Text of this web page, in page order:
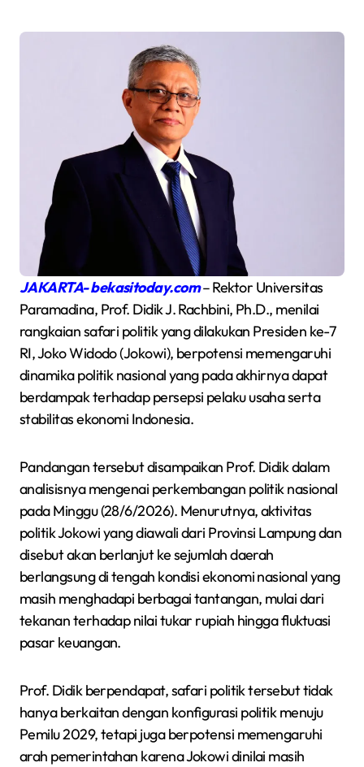
JAKARTA- bekasitoday.com– Rektor Universitas
Paramadina, Prof. Didik J. Rachbini, Ph.D., menilai
rangkaian safari politik yang dilakukan Presiden ke-7
RI, Joko Widodo (Jokowi), berpotensi memengaruhi
dinamika politik nasional yang pada akhirnya dapat
berdampak terhadap persepsi pelaku usaha serta
stabilitas ekonomi Indonesia.
Pandangan tersebut disampaikan Prof. Didik dalam
analisisnya mengenai perkembangan politik nasional
pada Minggu (28/6/2026). Menurutnya, aktivitas
politik Jokowi yang diawali dari Provinsi Lampung dan
disebut akan berlanjut ke sejumlah daerah
berlangsung di tengah kondisi ekonomi nasional yang
masih menghadapi berbagai tantangan, mulai dari
tekanan terhadap nilai tukar rupiah hingga fluktuasi
pasar keuangan.
Prof. Didik berpendapat, safari politik tersebut tidak
hanya berkaitan dengan konfigurasi politik menuju
Pemilu 2029, tetapi juga berpotensi memengaruhi
arah pemerintahan karena Jokowi dinilai masih